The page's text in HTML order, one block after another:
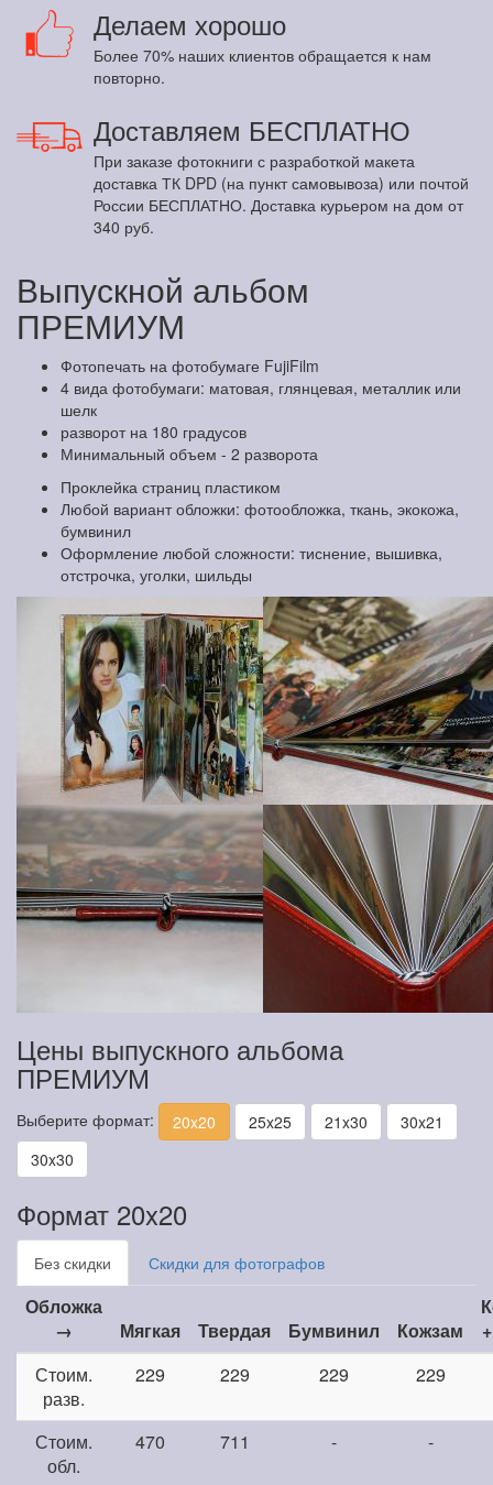
Делаем хорошо
Более 70% наших клиентов обращается к нам
повторно.
Доставляем БЕСПЛАТНО
При заказе фотокниги с разработкой макета
доставка ТК DPD (на пункт самовывоза) или почтой
России БЕСПЛАТНО. Доставка курьером на дом от
340 руб.
Выпускной альбом
ПРЕМИУМ
Фотопечать на фотобумаге FujiFilm
4 вида фотобумаги: матовая, глянцевая, металлик или
шелк
разворот на 180 градусов
Минимальный объем - 2 разворота
Проклейка страниц пластиком
Любой вариант обложки: фотообложка, ткань, экокожа,
бумвинил
Оформление любой сложности: тиснение, вышивка,
отстрочка, уголки, шильды
Цены выпускного альбома
ПРЕМИУМ
Выберите формат: 20x20 25x25 21x30
30x21
30x30
Формат 20x20
Без скидки Скидки для фотографов
Обложка
→
Мягкая Твердая Бумвинил Кожзам
Стоим.
разв.
229 229 229 229
Стоим.
обл.
470 711 - -